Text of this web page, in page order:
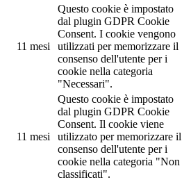
11 mesi
Questo cookie è impostato
dal plugin GDPR Cookie
Consent. I cookie vengono
utilizzati per memorizzare il
consenso dell'utente per i
cookie nella categoria
"Necessari".
11 mesi
Questo cookie è impostato
dal plugin GDPR Cookie
Consent. Il cookie viene
utilizzato per memorizzare il
consenso dell'utente per i
cookie nella categoria "Non
classificati".